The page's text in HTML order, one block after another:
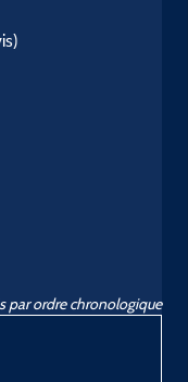
par ordre chronologique